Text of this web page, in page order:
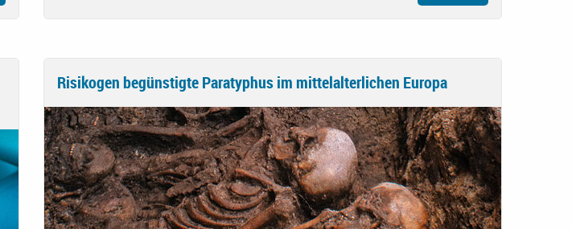
Risikogen begünstigte Paratyphus im mittelalterlichen Europa